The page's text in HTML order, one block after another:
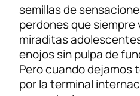
semillas de
perdones que
miraditas
enojos sin pulpa de
Pero cuando dejamos
por la terminal